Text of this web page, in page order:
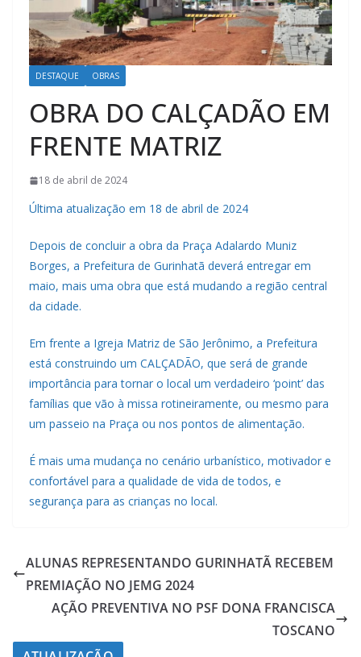
DESTAQUE OBRAS
OBRA DO CALÇADÃO EM
FRENTE MATRIZ
18 de abril de 2024
Última atualização em 18 de abril de 2024
Depois de concluir a obra da Praça Adalardo Muniz
Borges, a Prefeitura de Gurinhatã deverá entregar em
maio, mais uma obra que está mudando a região central
da cidade.
Em frente a Igreja Matriz de São Jerônimo, a Prefeitura
está construindo um CALÇADÃO, que será de grande
importância para tornar o local um verdadeiro ‘point’ das
famílias que vão à missa rotineiramente, ou mesmo para
um passeio na Praça ou nos pontos de alimentação.
É mais uma mudança no cenário urbanístico, motivador e
confortável para a qualidade de vida de todos, e
segurança para as crianças no local.
ALUNAS REPRESENTANDO GURINHATÃ RECEBEM
PREMIAÇÃO NO JEMG 2024
AÇÃO PREVENTIVA NO PSF DONA FRANCISCA
TOSCANO